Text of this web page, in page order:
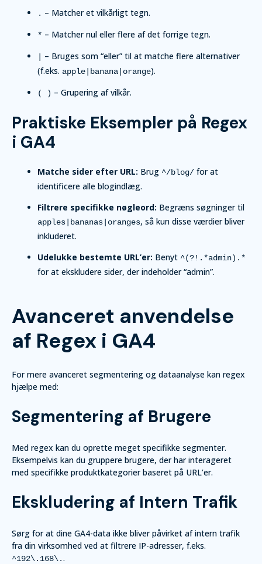
. – Matcher et vilkårligt tegn.
* – Matcher nul eller flere af det forrige tegn.
– Bruges som “eller” til at matche flere alternativer
(f.eks. apple|banana|orange).
( ) – Grupering af vilkår.
Praktiske Eksempler på Regex
i GA4
Matche sider efter URL: Brug ^/blog/ for at
identificere alle blogindlæg.
Filtrere specifikke nøgleord: Begræns søgninger til
apples|bananas|oranges, så kun disse værdier bliver
inkluderet.
Udelukke bestemte URL’er: Benyt ^(?!.*admin).*
for at ekskludere sider, der indeholder “admin”.
Avanceret anvendelse
af Regex i GA4
For mere avanceret segmentering og dataanalyse kan regex
hjælpe med:
Segmentering af Brugere
Med regex kan du oprette meget specifikke segmenter.
Eksempelvis kan du gruppere brugere, der har interageret
med specifikke produktkategorier baseret på URL’er.
Ekskludering af Intern Trafik
Sørg for at dine GA4-data ikke bliver påvirket af intern trafik
fra din virksomhed ved at filtrere IP-adresser, f.eks.
^192\.168\..